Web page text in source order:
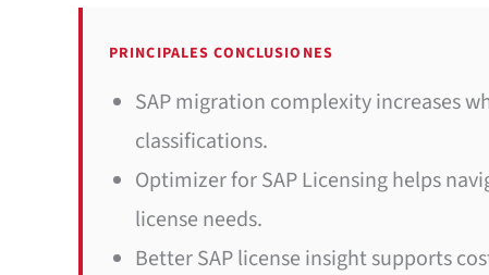
PRINCIPALES CONCLUSIONES
SAP migration complexity increases
classifications.
Optimizer for SAP Licensing helps
license needs.
Better SAP license insight supports